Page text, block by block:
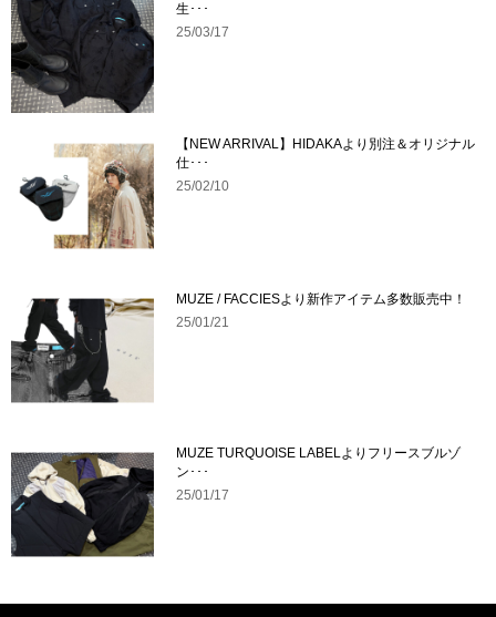
生･･･
25/03/17
【NEW ARRIVAL】HIDAKAより別注＆オリジナル
仕･･･
25/02/10
MUZE / FACCIESより新作アイテム多数販売中！
25/01/21
MUZE TURQUOISE LABELよりフリースブルゾ
ン･･･
25/01/17